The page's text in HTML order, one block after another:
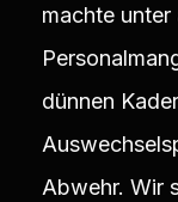
machte unter
dünnen
Abwehr. Wir